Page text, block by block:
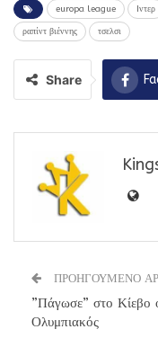
europa league Iντερ
ραπίντ βιέννης τσελσι
Share
ΠΡΟΗΓΟΥΜΕΝΟ
”Πάγωσε” στο Κίεβο
Ολυμπιακός